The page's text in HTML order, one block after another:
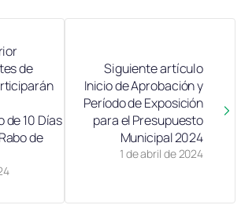
de
de 10 Días
de
Siguiente artículo
1 de abril de 2024
Inicio de Aprobación y
Período de Exposición
para el Presupuesto
Municipal 2024